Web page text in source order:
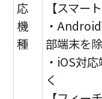
応
機
種
【スマー
・
部端末を
・iOS対
く